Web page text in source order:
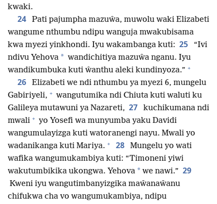
kwaki.
24
Pati pajumpha mazuŵa, muwolu waki Elizabeti
wangume nthumbu ndipu wanguja mwakubisama
kwa myezi yinkhondi. Iyu wakambanga kuti: 25
“Ivi
ndivu Yehova * wandichitiya mazuŵa nganu. Iyu
wandikumbuka kuti ŵanthu aleki kundinyoza.” +
26
Elizabeti we ndi nthumbu ya myezi 6, mungelu
Gabiriyeli, + wangutumika ndi Chiuta kuti waluti ku
Galileya mutawuni ya Nazareti, 27
kuchikumana ndi
mwali + yo Yosefi wa munyumba yaku Davidi
wangumulayizga kuti watoranengi nayu. Mwali yo
wadanikanga kuti Mariya. + 28
Mungelu yo wati
wafika wangumukambiya kuti: “Timoneni yiwi
wakutumbikika ukongwa. Yehova * we nawi.” 29
Kweni iyu wangutimbanyizgika maŵanaŵanu
chifukwa cha vo wangumukambiya, ndipu